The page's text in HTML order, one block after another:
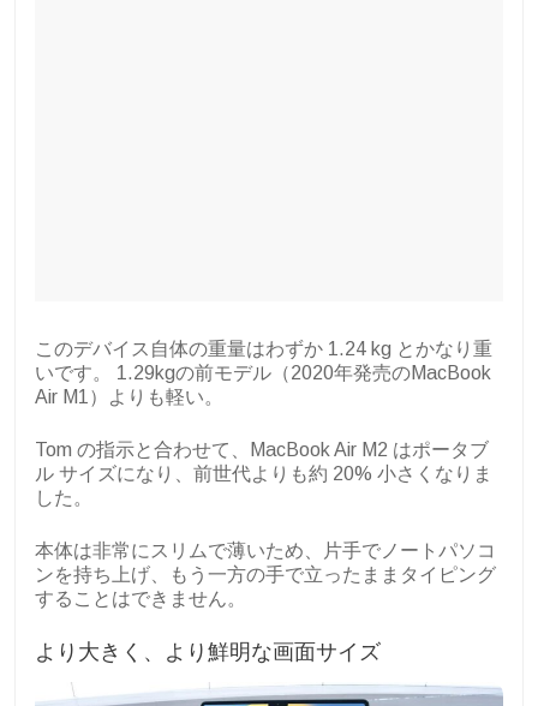
このデバイス自体の重量はわずか 1.24 kg とかなり重
いです。 1.29kgの前モデル（2020年発売のMacBook
Air M1）よりも軽い。
Tom の指示と合わせて、MacBook Air M2 はポータブ
ル サイズになり、前世代よりも約 20% 小さくなりま
した。
本体は非常にスリムで薄いため、片手でノートパソコ
ンを持ち上げ、もう一方の手で立ったままタイピング
することはできません。
より大きく、より鮮明な画面サイズ